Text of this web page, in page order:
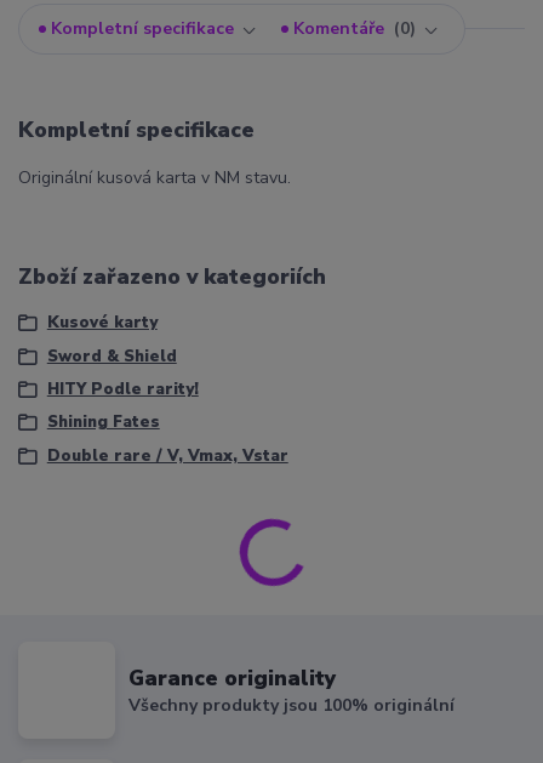
Kompletní specifikace Komentáře 0
Kompletní specifikace
Originální kusová karta v NM stavu.
Zboží zařazeno v kategoriích
Kusové karty
Sword & Shield
HITY Podle rarity!
Shining Fates
Double rare / V, Vmax, Vstar
Garance originality
Všechny produkty jsou 100% originální